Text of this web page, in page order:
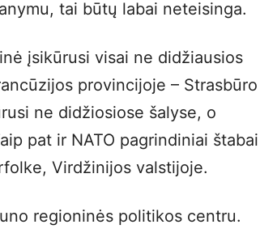
tai būtų labai neteisinga.
įsikūrusi visai ne didžiausios
provincijoje – Strasbūro
ne didžiosiose šalyse, o
pat ir NATO pagrindiniai štabai
Virdžinijos valstijoje.
regioninės politikos centru.